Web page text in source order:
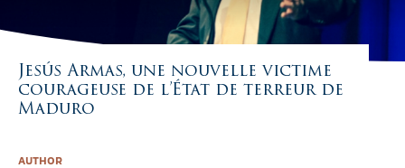
Jesús Armas, une nouvelle victime
courageuse de l’État de terreur de
Maduro
AUTHOR